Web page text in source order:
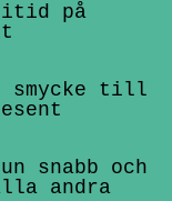
på
smycke till
snabb och
andra